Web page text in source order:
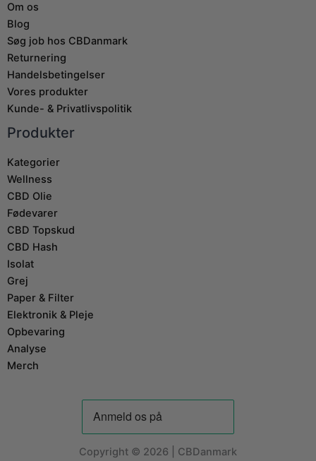
Om os
Blog
Søg job hos CBDanmark
Returnering
Handelsbetingelser
Vores produkter
Kunde- & Privatlivspolitik
Produkter
Kategorier
Wellness
CBD Olie
Fødevarer
CBD Topskud
CBD Hash
Isolat
Grej
Paper & Filter
Elektronik & Pleje
Opbevaring
Analyse
Merch
Copyright © 2026 | CBDanmark